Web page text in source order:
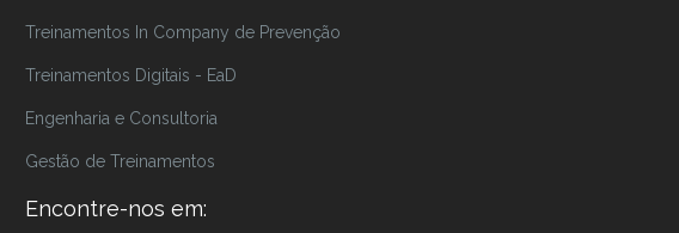
Treinamentos In Company de Prevenção
Treinamentos Digitais - EaD
Engenharia e Consultoria
Gestão de Treinamentos
Encontre-nos em: